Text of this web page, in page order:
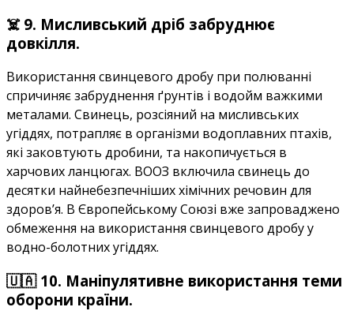
☠️ 9. Мисливський дріб забруднює
довкілля.
Використання свинцевого дробу при полюванні
спричиняє забруднення ґрунтів і водойм важкими
металами. Свинець, розсіяний на мисливських
угіддях, потрапляє в організми водоплавних птахів,
які заковтують дробини, та накопичується в
харчових ланцюгах. ВООЗ включила свинець до
десятки найнебезпечніших хімічних речовин для
здоров’я. В Європейському Союзі вже запроваджено
обмеження на використання свинцевого дробу у
водно-болотних угіддях.
🇺🇦 10. Маніпулятивне використання теми
оборони країни.